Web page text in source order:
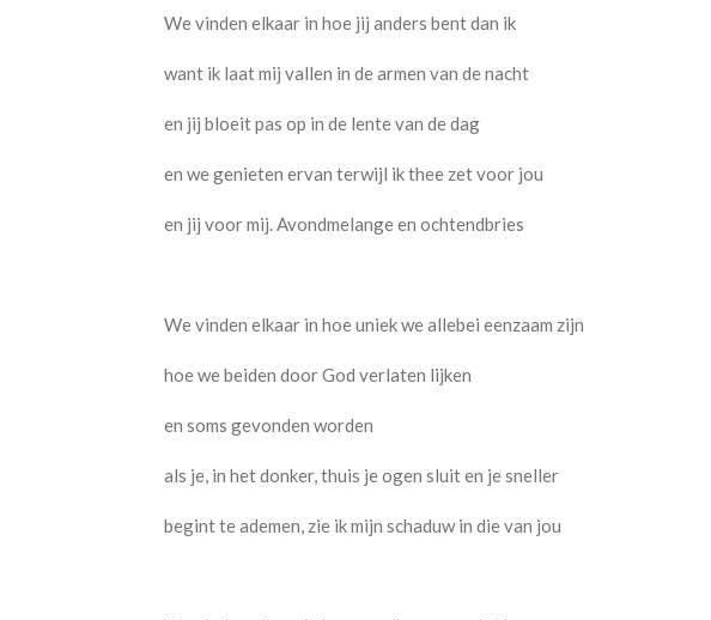
We vinden elkaar in hoe jij anders bent dan ik
want ik laat mij vallen in de armen van de nacht
en jij bloeit pas op in de lente van de dag
en we genieten ervan terwijl ik thee zet voor jou
en jij voor mij. Avondmelange en ochtendbries
We vinden elkaar in hoe uniek we allebei eenzaam zijn
hoe we beiden door God verlaten lijken
en soms gevonden worden
als je, in het donker, thuis je ogen sluit en je sneller
begint te ademen, zie ik mijn schaduw in die van jou